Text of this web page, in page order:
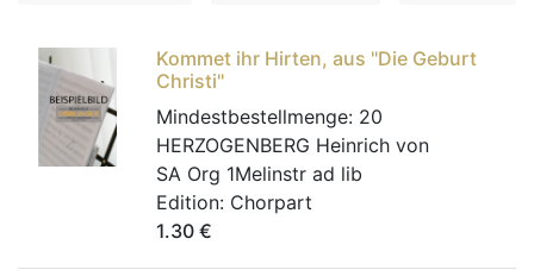
Kommet ihr Hirten, aus ''Die Geburt
Christi''
Mindestbestellmenge: 20
HERZOGENBERG Heinrich von
SA Org 1Melinstr ad lib
Edition: Chorpart
1.30 €